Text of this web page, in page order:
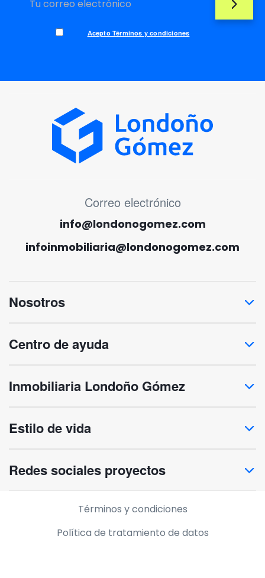
Acepto Términos y condiciones
MENÚ CORREO ELECTRÓNICO
Correo electrónico
info@londonogomez.com
infoinmobiliaria@londonogomez.com
Nosotros
Centro de ayuda
Inmobiliaria Londoño Gómez
Estilo de vida
Redes sociales proyectos
Información legal
Términos y condiciones
Política de tratamiento de datos